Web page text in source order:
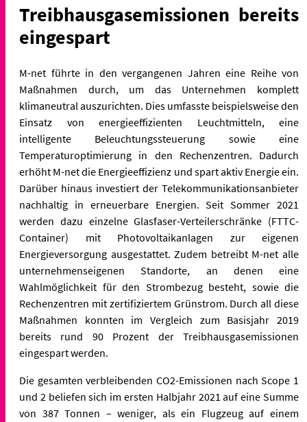
Treibhausgasemissionen bereits
eingespart
M-net führte in den vergangenen Jahren eine Reihe von
Maßnahmen durch, um das Unternehmen komplett
klimaneutral auszurichten. Dies umfasste beispielsweise den
Einsatz von energieeffizienten Leuchtmitteln, eine
intelligente Beleuchtungssteuerung sowie eine
Temperaturoptimierung in den Rechenzentren. Dadurch
erhöht M-net die Energieeffizienz und spart aktiv Energie ein.
Darüber hinaus investiert der Telekommunikationsanbieter
nachhaltig in erneuerbare Energien. Seit Sommer 2021
werden dazu einzelne Glasfaser-Verteilerschränke (FTTC-
Container) mit Photovoltaikanlagen zur eigenen
Energieversorgung ausgestattet. Zudem betreibt M-net alle
unternehmenseigenen Standorte, an denen eine
Wahlmöglichkeit für den Strombezug besteht, sowie die
Rechenzentren mit zertifiziertem Grünstrom. Durch all diese
Maßnahmen konnten im Vergleich zum Basisjahr 2019
bereits rund 90 Prozent der Treibhausgasemissionen
eingespart werden.
Die gesamten verbleibenden CO2-Emissionen nach Scope 1
und 2 beliefen sich im ersten Halbjahr 2021 auf eine Summe
von 387 Tonnen – weniger, als ein Flugzeug auf einem